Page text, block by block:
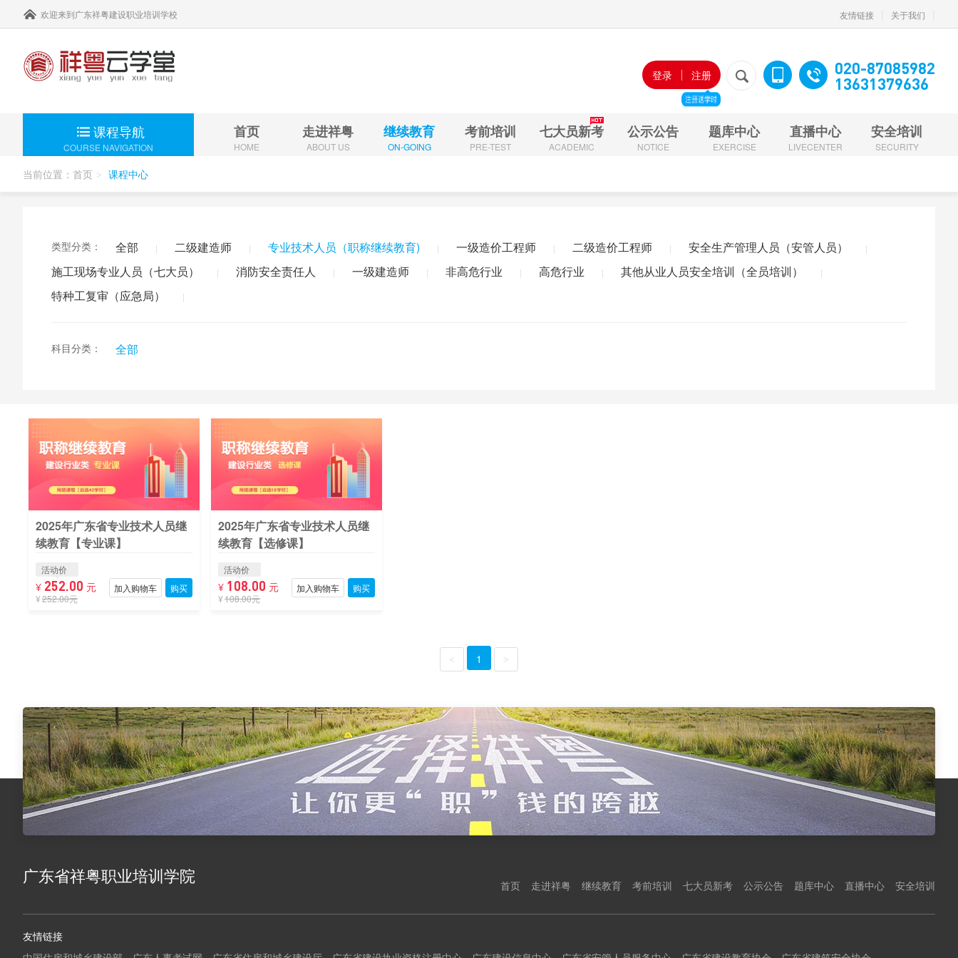
欢迎来到广东祥粤建设职业培训学校 友情链接 关于我们
020-87085982
13631379636
登录 注册
课程导航
COURSE NAVIGATION
考前培训 >
一级建造师 二级建造师 一级造价工程师 二级造价工程师 安全生产管理人员（安管人员） 施工现场专业人员（七大员）
建筑职业技能工种（八大工）
初级建(构)筑物消防员 中级建(构)筑物消防员 广东省BIM建模师 广东省BIM高级建模师
广东省BIM应用建模师
适岗人员培训
>
住房与城乡建设领域
消防安全责任
人 >
首页
HOME
走进祥粤
ABOUT US
继续教育
ON-GOING
考前培训
PRE-TEST
七大员新考
ACADEMIC
公示公告
NOTICE
题库中心
EXERCISE
直播中心
LIVECENTER
安全培训
SECURITY
当前位置： 首页 > 课程中心
类型分类： 全部 | 二级建造师 | 专业技术人员（职称继续教育) | 一级造价工程师 | 二级造价工程师 | 安全生产管理人员（安管人员） |
施工现场专业人员（七大员） | 消防安全责任人 | 一级建造师 | 非高危行业 | 高危行业 | 其他从业人员安全培训（全员培训） |
特种工复审（应急局） |
科目分类： 全部
2025年广东省专业技术人员继
续教育【专业课】
活动价
¥ 252.00 元
¥252.00元
加入购物车 购买
2025年广东省专业技术人员继
续教育【选修课】
活动价
¥ 108.00 元
¥108.00元
加入购物车 购买
< 1 >
广东省祥粤职业培训学院 首页 走进祥粤 继续教育 考前培训 七大员新考 公示公告 题库中心 直播中心 安全培训
友情链接